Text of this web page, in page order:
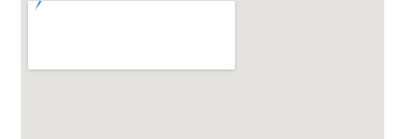
Szpitale